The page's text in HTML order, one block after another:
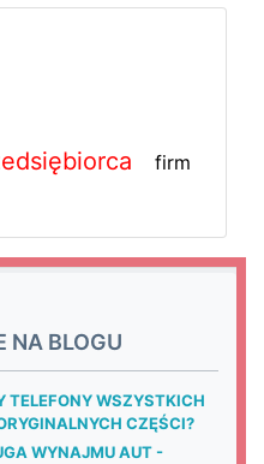
firm
NA BLOGU
TELEFONY WSZYSTKICH
CZĘŚCI?
WYNAJMU AUT -